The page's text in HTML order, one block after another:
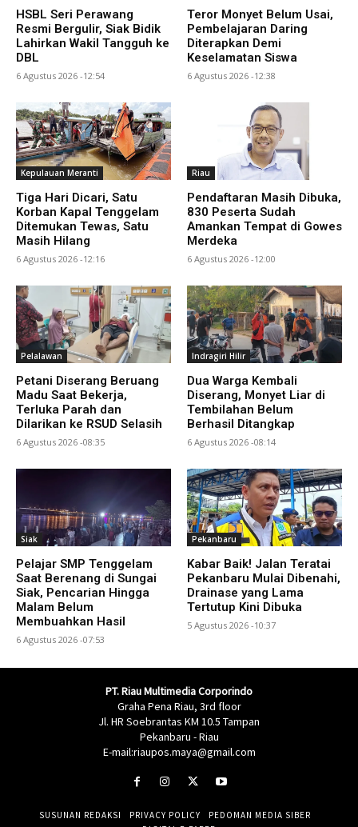
HSBL Seri Perawang
Resmi Bergulir, Siak Bidik
Lahirkan Wakil Tangguh ke
DBL
6 Agustus 2026 -12:54
Teror Monyet Belum Usai,
Pembelajaran Daring
Diterapkan Demi
Keselamatan Siswa
6 Agustus 2026 -12:38
Kepulauan Meranti
Tiga Hari Dicari, Satu
Korban Kapal Tenggelam
Ditemukan Tewas, Satu
Masih Hilang
6 Agustus 2026 -12:16
Riau
Pendaftaran Masih Dibuka,
830 Peserta Sudah
Amankan Tempat di Gowes
Merdeka
6 Agustus 2026 -12:00
Pelalawan
Petani Diserang Beruang
Madu Saat Bekerja,
Terluka Parah dan
Dilarikan ke RSUD Selasih
6 Agustus 2026 -08:35
Indragiri Hilir
Dua Warga Kembali
Diserang, Monyet Liar di
Tembilahan Belum
Berhasil Ditangkap
6 Agustus 2026 -08:14
Siak
Pelajar SMP Tenggelam
Saat Berenang di Sungai
Siak, Pencarian Hingga
Malam Belum
Membuahkan Hasil
6 Agustus 2026 -07:53
Pekanbaru
Kabar Baik! Jalan Teratai
Pekanbaru Mulai Dibenahi,
Drainase yang Lama
Tertutup Kini Dibuka
5 Agustus 2026 -10:37
PT. Riau Multimedia Corporindo
Graha Pena Riau, 3rd floor
Jl. HR Soebrantas KM 10.5 Tampan
Pekanbaru - Riau
E-mail:riaupos.maya@gmail.com
SUSUNAN REDAKSI PRIVACY POLICY
PEDOMAN MEDIA SIBER